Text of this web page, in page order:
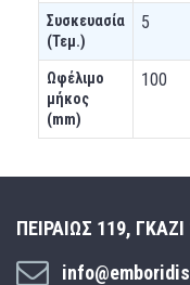
Συσκευασία
(Τεμ.)
5
Ωφέλιμο
μήκος
(mm)
100
ΠΕΙΡΑΙΩΣ 119,